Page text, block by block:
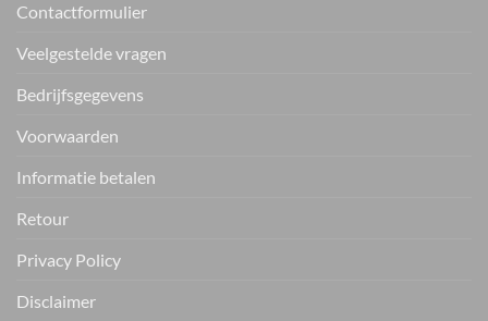
Contactformulier
Veelgestelde vragen
Bedrijfsgegevens
Voorwaarden
Informatie betalen
Retour
Privacy Policy
Disclaimer